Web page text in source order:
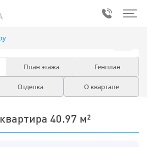
План этажа Генплан
Отделка О квартале
40.97 м²«Москва»,